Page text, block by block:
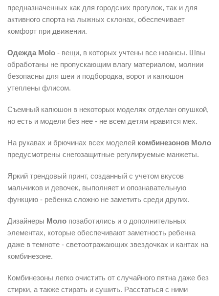
предназначенных как для городских прогулок, так и для
активного спорта на лыжных склонах, обеспечивает
комфорт при движении.
Одежда Мolo - вещи, в которых учтены все нюансы. Швы
обработаны не пропускающим влагу материалом, молнии
безопасны для шеи и подбородка, ворот и капюшон
утеплены флисом.
Съемный капюшон в некоторых моделях отделан опушкой,
но есть и модели без нее - не всем детям нравится мех.
На рукавах и брючинах всех моделей комбинезонов Моло
предусмотрены снегозащитные регулируемые манжеты.
Яркий трендовый принт, созданный с учетом вкусов
мальчиков и девочек, выполняет и опознавательную
функцию - ребенка сложно не заметить среди других.
Дизайнеры Моло позаботились и о дополнительных
элементах, которые обеспечивают заметность ребенка
даже в темноте - светоотражающих звездочках и кантах на
комбинезоне.
Комбинезоны легко очистить от случайного пятна даже без
стирки, а также стирать и сушить. Расстаться с ними